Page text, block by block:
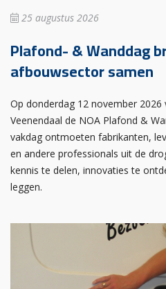
25 augustus 2026
Plafond- & Wanddag
afbouwsector samen
Op donderdag 12 november 2026
Veenendaal de NOA Plafond &
vakdag ontmoeten fabrikanten,
en andere professionals uit de
kennis te delen, innovaties te
leggen.